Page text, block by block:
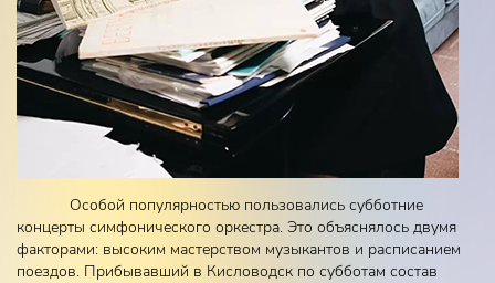
Особой популярностью пользовались субботние
концерты симфонического оркестра. Это объяснялось двумя
факторами: высоким мастерством музыкантов и расписанием
поездов. Прибывавший в Кисловодск по субботам состав